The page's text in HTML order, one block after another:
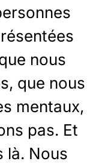
nous
que nous
mentaux,
pas. Et
là. Nous